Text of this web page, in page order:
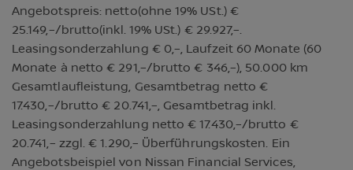
Angebotspreis: netto(ohne 19% USt.) €
25.149,–/brutto(inkl. 19% USt.) € 29.927,–.
Leasingsonderzahlung € 0,–, Laufzeit 60 Monate (60
Monate à netto € 291,–/brutto € 346,–), 50.000 km
Gesamtlaufleistung, Gesamtbetrag netto €
17.430,–/brutto € 20.741,–, Gesamtbetrag inkl.
Leasingsonderzahlung netto € 17.430,–/brutto €
20.741,– zzgl. € 1.290,– Überführungskosten. Ein
Angebotsbeispiel von Nissan Financial Services,